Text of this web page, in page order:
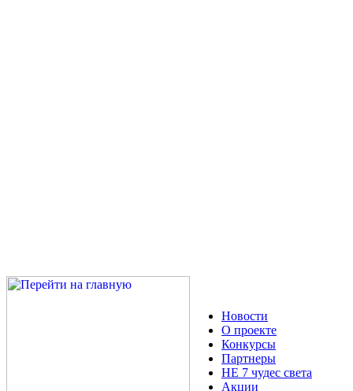
Новости
О проекте
Конкурсы
Партнеры
НЕ 7 чудес света
Акции